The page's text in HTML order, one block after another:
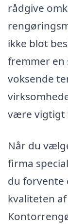
rådgive
ikke blot
fremmer en
voksende
være vigtigt
Når du
firma
du forvente
kvaliteten